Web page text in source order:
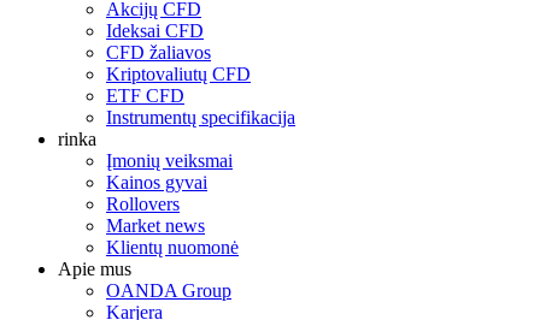
Akcijų CFD
Ideksai CFD
CFD žaliavos
Kriptovaliutų CFD
ETF CFD
Instrumentų specifikacija
rinka
Įmonių veiksmai
Kainos gyvai
Rollovers
Market news
Klientų nuomonė
Apie mus
OANDA Group
Karjera